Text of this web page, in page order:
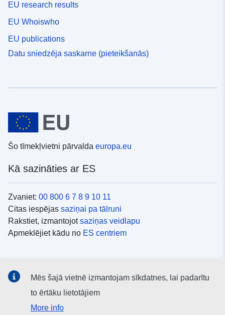
EU research results
EU Whoiswho
EU publications
Datu sniedzēja saskarne (pieteikšanās)
Šo tīmekļvietni pārvalda europa.eu
Kā sazināties ar ES
Zvaniet: 00 800 6 7 8 9 10 11
Citas iespējas saziņai pa tālruni
Rakstiet, izmantojotsaziņas veidlapu
Apmeklējiet kādu no ES centriem
ES kontisociālajos medijos
Mēs šajā vietnē izmantojam sīkdatnes, lai padarītu
to ērtāku lietotājiem
More info